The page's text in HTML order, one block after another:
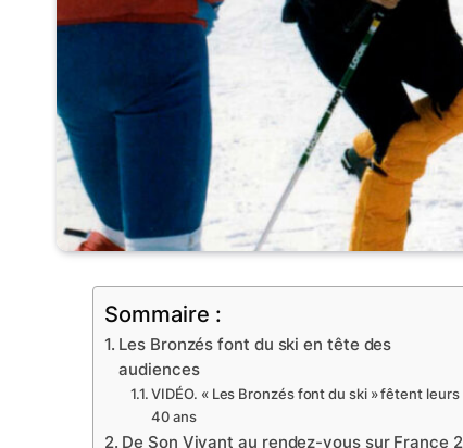
Sommaire :
Les Bronzés font du ski en tête des
audiences
VIDÉO. « Les Bronzés font du ski » fêtent leurs
40 ans
De Son Vivant au rendez-vous sur France 2